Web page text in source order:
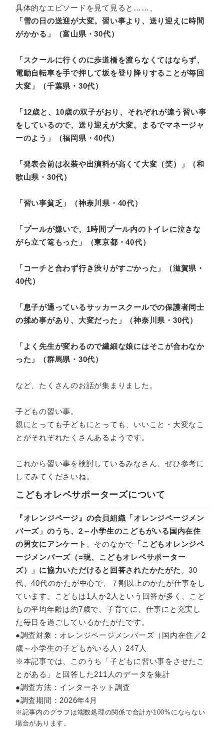
具体的なエピソードを見て見ると……、
「雪の日の送迎が大変。習い事より、送り迎えに時間
がかかる」（富山県・30代）
「スクールに行くのに歩道橋を渡らなくてはならず、
電動自転車を手で押して坂を登り降りすることが毎回
大変」（千葉県・30代）
「12歳と、10歳の双子がおり、それぞれが違う習い事
をしているので、送り迎えが大変。まるでマネージャ
ーのよう」（福岡県・40代）
「発表会前は衣装や出演料が高くて大変（笑）」（和
歌山県・30代）
「習い事貧乏」（神奈川県・40代）
「プールが嫌いで、1時間プール内のトイレに泣きな
がら立て篭もった」（東京都・40代）
「コーチと合わず行き渋りがすごかった」（滋賀県・
40代）
「息子が通っているサッカースクールでの保護者同士
の揉め事があり、大変だった」（神奈川県・30代）
「よく先生が変わるので繊細な娘にはそこが合わなか
った」（群馬県・30代）
など、たくさんのお話が集まりました。
子どもの習い事。
親にとっても子どもにとっても、いいこと・大変なこ
とがそれぞれたくさんあるようです。
これから習い事を検討しているみなさん、ぜひ参考に
してみてくださいね。
こどもオレペサポーターズについて
『オレンジページ』の会員組織「オレンジページメン
バーズ」のうち、2～小学生のこどもがいる国内在住
の男女にアンケート 。そのなかで 「こどもオレンジペ
ージメンバーズ（=現、こどもオレペサポーター
ズ）」に協力いただけると回答されたかたがた 。30
代、40代のかたが中心で、７割以上のかたが仕事をし
ています。こどもは1人か2人という回答が多く、こど
もの平均年齢は約7歳で、子育てに、仕事にと充実し
た毎日を過ごしているかたがたです。
●調査対象：オレンジページメンバーズ（国内在住／2
歳～小学生の子どもがいる人）247人
※本記事では、このうち「子どもに習い事をさせたこ
とがある」と回答した211人のデータを集計
●調査方法：インターネット調査
●調査期間：2026年4月
※記事内のグラフは端数処理の関係で合計が100%にならない
場合があります。